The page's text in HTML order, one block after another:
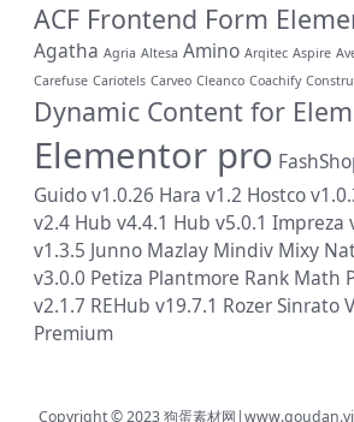
ACF Frontend Form
Agatha Agria Altesa Amino Arqitec Aspire
Carefuse Cariotels Carveo Cleanco Coachify
Dynamic Content for
Elementor pro
Guido v1.0.26 Hara v1.2 Hostco
v2.4 Hub v4.4.1 Hub v5.0.1 Impreza
v1.3.5 Junno Mazlay Mindiv Mixy
v3.0.0 Petiza Plantmore Rank Math
v2.1.7 REHub v19.7.1 RozerSinrato
Premium
Copyright © 2023狗蛋素材网